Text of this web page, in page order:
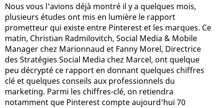
Nous vous l'avions déjà montré il y a quelques mois,
plusieurs études ont mis en lumière le rapport
prometteur qui existe entre Pinterest et les marques. Ce
matin, Christian Radmilovitch, Social Media & Mobile
Manager chez Marionnaud et Fanny Morel, Directrice
des Stratégies Social Media chez Marcel, ont quelque
peu décrypté ce rapport en donnant quelques chiffres
clé et quelques conseils aux professionnels du
marketing. Parmi les chiffres-clé, on retiendra
notamment que Pinterest compte aujourd'hui 70